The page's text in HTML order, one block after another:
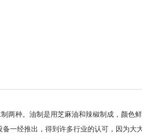
种。油制是用芝麻油和辣椒制成，颜色
备一经推出，得到许多行业的认可，因为大